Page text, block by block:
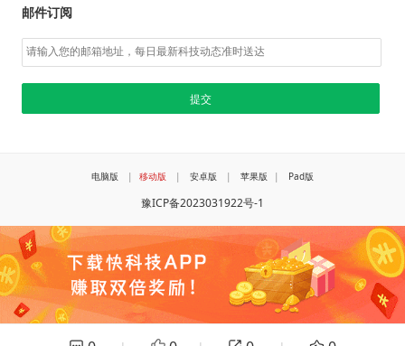
邮件订阅
电脑版 | 移动版 | 安卓版 | 苹果版 | Pad版
豫ICP备2023031922号-1